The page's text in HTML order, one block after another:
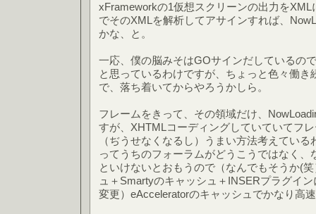
xFrameworkの1仮想スクリーンの出力を
でそのXMLを解析してアサインすれば、
かな、と。
一応、僕の脳みそはGOサインだしているの
と思っているわけですが、ちょっと色々働き
で、落ち着いてからやろうかしら。
フレームをきって、その領域だけ、
すが、XHTMLコーディングしていていてフ
（ぢうせなくなるし）うまい方法考えてい
ってうちのフォーラムがどうこうではなく
といけないとおもうので（なんでもそうか(
ュ＋Smartyのキャッシュ＋INSERプラグイ
変更）eAcceleratorのキャッシュでかなり高